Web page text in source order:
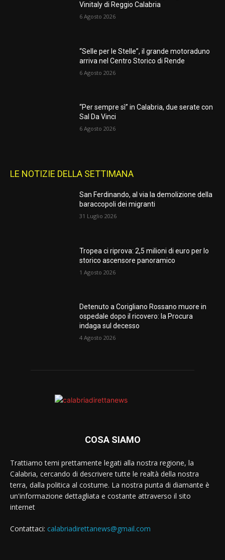
Vinitaly di Reggio Calabria
6 Agosto 2026
“Selle per le Stelle”, il grande motoraduno
arriva nel Centro Storico di Rende
6 Agosto 2026
“Per sempre sì” in Calabria, due serate con
Sal Da Vinci
6 Agosto 2026
LE NOTIZIE DELLA SETTIMANA
San Ferdinando, al via la demolizione della
baraccopoli dei migranti
31 Luglio 2026
Tropea ci riprova: 2,5 milioni di euro per lo
storico ascensore panoramico
1 Agosto 2026
Detenuto a Corigliano Rossano muore in
ospedale dopo il ricovero: la Procura
indaga sul decesso
4 Agosto 2026
COSA SIAMO
Trattiamo temi prettamente legati alla nostra regione, la
Calabria, cercando di descrivere tutte le realtà della nostra
terra, dalla politica al costume. La nostra punta di diamante è
un'informazione dettagliata e costante attraverso il sito
internet
Contattaci: calabriadirettanews@gmail.com